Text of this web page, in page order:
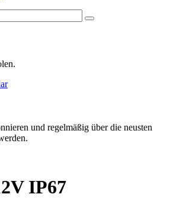
und regelmäßig über die neusten
IP67